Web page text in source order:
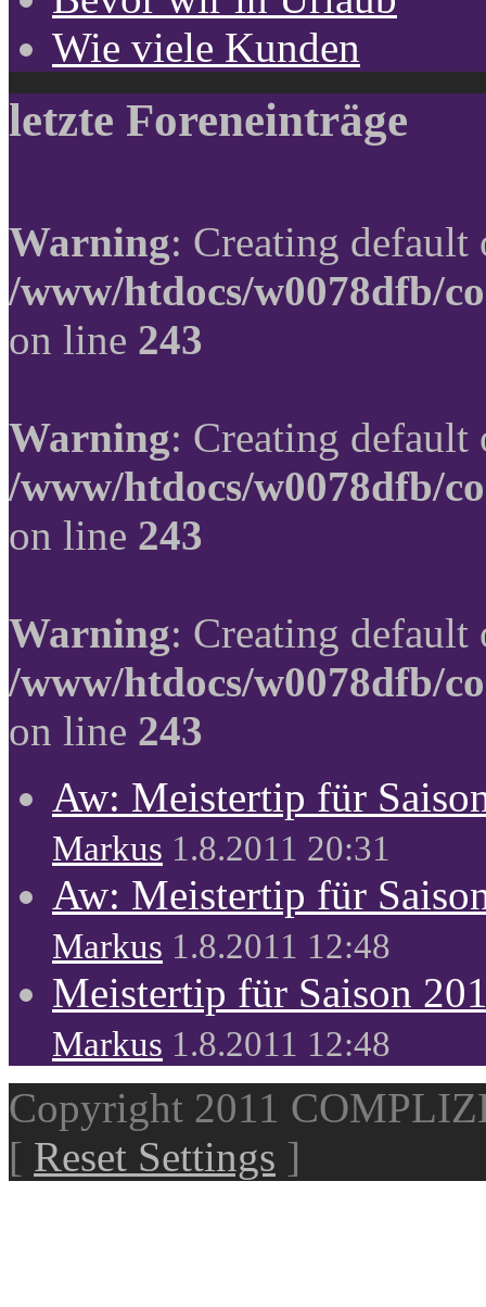
Wie viele Kunden
letzte Foreneinträge
Warning: Creating
/www/htdocs/w0078dfb/
on line 243
Warning: Creating
/www/htdocs/w0078dfb/
on line 243
Warning: Creating
/www/htdocs/w0078dfb/
on line 243
Aw: Meistertip für
Markus 1.8.2011 20:31
Aw: Meistertip für
Markus 1.8.2011 12:48
Meistertip für Saison
Markus 1.8.2011 12:48
Copyright 2011
[ Reset Settings ]